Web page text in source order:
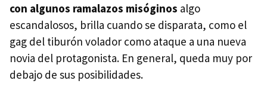
con algunos ramalazos misóginos algo
escandalosos, brilla cuando se disparata, como el
gag del tiburón volador como ataque a una nueva
novia del protagonista. En general, queda muy por
debajo de sus posibilidades.